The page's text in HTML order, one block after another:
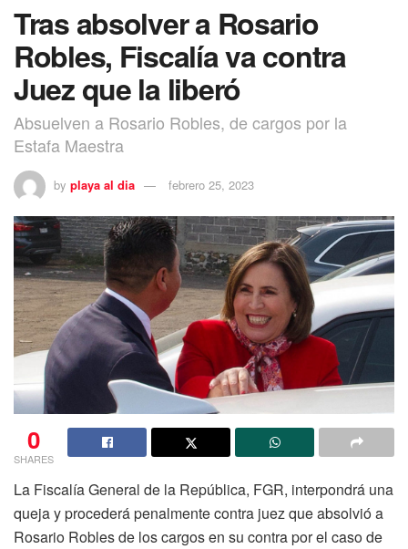
Tras absolver a Rosario
Robles, Fiscalía va contra
Juez que la liberó
Absuelven a Rosario Robles, de cargos por la
Estafa Maestra
by playa al dia febrero 25, 2023
0
SHARES
La Fiscalía General de la República, FGR, interpondrá una
queja y procederá penalmente contra juez que absolvió a
Rosario Robles de los cargos en su contra por el caso de